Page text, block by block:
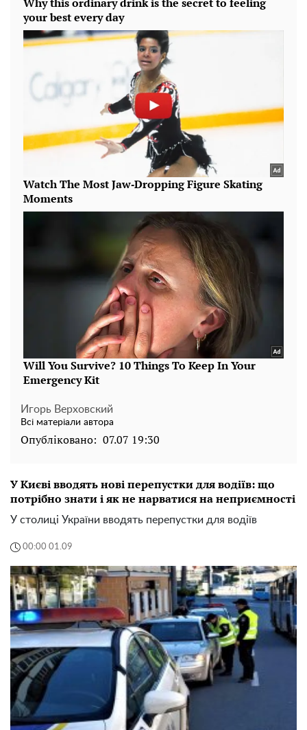
Игорь Верховский
Всі матеріали автора
Опубліковано: 07.07 19:30
У Києві вводять нові перепустки для водіїв: що
потрібно знати і як не нарватися на неприємності
У столиці України вводять перепустки для водіїв
00:00 01.09